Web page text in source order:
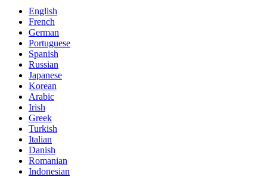
English
French
German
Portuguese
Spanish
Russian
Japanese
Korean
Arabic
Irish
Greek
Turkish
Italian
Danish
Romanian
Indonesian